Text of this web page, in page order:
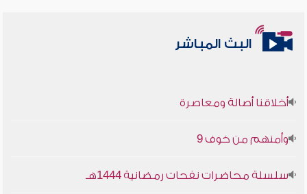
البث المباشر
أخلاقنا أصالة ومعاصرة
وأمنهم من خوف 9
سلسلة محاضرات نفحات رمضانية 1444هـ